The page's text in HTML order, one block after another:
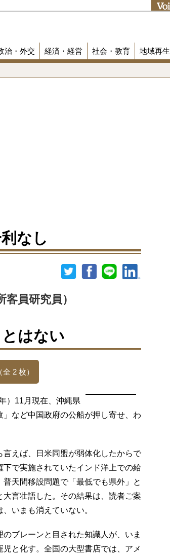
治・外交 経済・経営 社会・教育 地域再生
なし
員研究員）
とはない
2 枚）
）11月現在、沖縄県
など中国政府の公船が押し寄せ、わ
えば、日米同盟が弱体化したからで
で実施されていたインド洋上での給
天間移設問題で「最低でも県外」と
言壮語した。その結果は、読者ご案
いまも消えていない。
ブレーンと目された知識人が、いま
と化す。全国の大型書店では、アメ